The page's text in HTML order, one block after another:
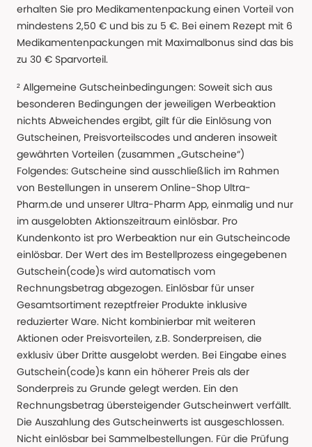
erhalten Sie pro Medikamentenpackung einen Vorteil von
mindestens 2,50 € und bis zu 5 €. Bei einem Rezept mit 6
Medikamentenpackungen mit Maximalbonus sind das bis
zu 30 € Sparvorteil.
² Allgemeine Gutscheinbedingungen: Soweit sich aus
besonderen Bedingungen der jeweiligen Werbeaktion
nichts Abweichendes ergibt, gilt für die Einlösung von
Gutscheinen, Preisvorteilscodes und anderen insoweit
gewährten Vorteilen (zusammen „Gutscheine“)
Folgendes: Gutscheine sind ausschließlich im Rahmen
von Bestellungen in unserem Online-Shop Ultra-
Pharm.de und unserer Ultra-Pharm App, einmalig und nur
im ausgelobten Aktionszeitraum einlösbar. Pro
Kundenkonto ist pro Werbeaktion nur ein Gutscheincode
einlösbar. Der Wert des im Bestellprozess eingegebenen
Gutschein(code)s wird automatisch vom
Rechnungsbetrag abgezogen. Einlösbar für unser
Gesamtsortiment rezeptfreier Produkte inklusive
reduzierter Ware. Nicht kombinierbar mit weiteren
Aktionen oder Preisvorteilen, z.B. Sonderpreisen, die
exklusiv über Dritte ausgelobt werden. Bei Eingabe eines
Gutschein(code)s kann ein höherer Preis als der
Sonderpreis zu Grunde gelegt werden. Ein den
Rechnungsbetrag übersteigender Gutscheinwert verfällt.
Die Auszahlung des Gutscheinwerts ist ausgeschlossen.
Nicht einlösbar bei Sammelbestellungen. Für die Prüfung